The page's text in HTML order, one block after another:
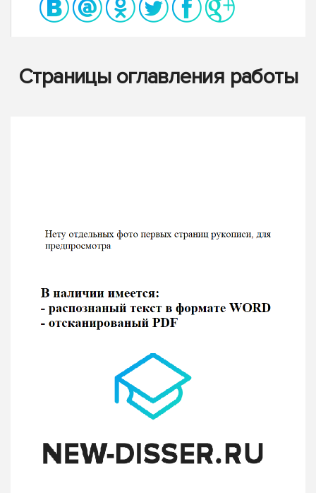
Страницы оглавления работы